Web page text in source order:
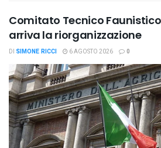
Comitato Tecnico
arriva la riorganizzazione
DI SIMONE RICCI 6 AGOSTO 2026 0